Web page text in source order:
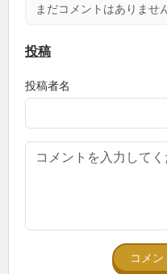
まだコメントはありませ
投稿
投稿者名
コメ